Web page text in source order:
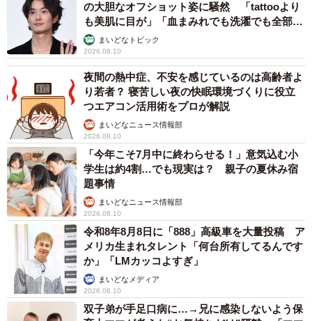
の大胆なオフショット姿に騒然 「tattooより
も美肌に目が」「血まみれでも洗濯でも全部か
っこいい」
まいどなトピック
2026.08.10
夜間の熱中症、不安を感じているのは高齢者よ
り若者？ 寝苦しい夜の快眠環境づくりに役立
つエアコン活用術をプロが解説
まいどなニュース情報部
2026.08.10
「今年こそ7月中に終わらせる！」意気込む小
学生は約4割…でも現実は？ 親子の夏休み宿
題事情
まいどなニュース情報部
2026.08.10
令和8年8月8日に「888」高級車を大量投稿 ア
メリカ生まれタレント「何台所有してるんです
か」「LMカッコよすぎ」
まいどなメディア
2026.08.10
双子弟が手足口病に…→兄に感染しないよう保